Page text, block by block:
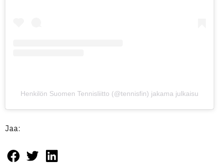
Henkilön Suomen Tennisliitto (@tennisfin) jakama julkaisu
Jaa: